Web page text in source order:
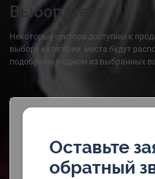
Выбор мест
Некоторые сектора доступны к
выборе категории места будут
подобраны в одном из выбранных
Оставьте
обратный